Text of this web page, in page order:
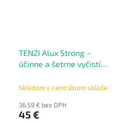
TENZI Alux Strong –
účinne a šetrne vyčistí
Skladom v centrálnom sklade
36,59 € bez DPH
45 €